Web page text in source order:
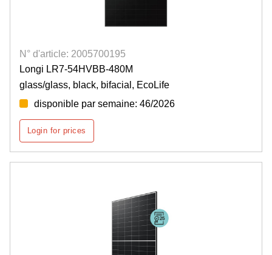
N° d'article: 2005700195
Longi LR7-54HVBB-480M
glass/glass, black, bifacial, EcoLife
disponible par semaine: 46/2026
Login for prices